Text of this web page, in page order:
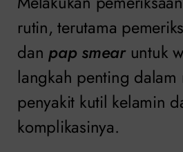
rutin, terutama
dan pap smearuntuk
langkah penting
penyakit kutil kelamin
komplikasinya.